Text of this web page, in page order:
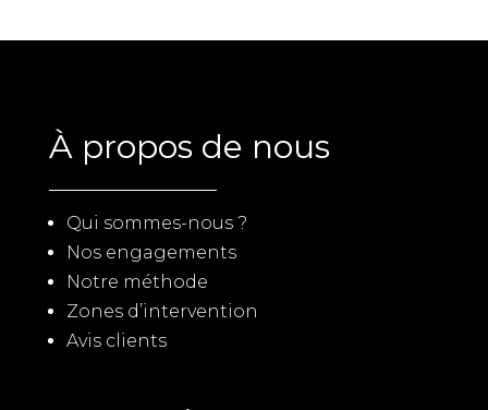
À propos de nous
Qui sommes-nous ?
Nos engagements
Notre méthode
Zones d’intervention
Avis clients